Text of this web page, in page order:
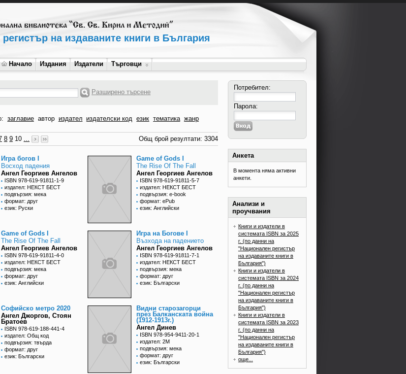
на издаваните книги в България
Начало Издания Издатели Търговци
Разширено търсене
заглавие автор издател издателски код език тематика жанр
8 9 10 ... Общ брой резултати: 3304
Игра богов I
Восход падения
Ангел Георгиев Ангелов
ISBN 978-619-91811-1-9
издател: НЕКСТ БЕСТ
подвързия: мека
формат: друг
език: Руски
Game of Gods I
The Rise Of The Fall
Ангел Георгиев Ангелов
ISBN 978-619-91811-5-7
издател: НЕКСТ БЕСТ
подвързия: e-book
формат: ePub
език: Английски
Game of Gods I
The Rise Of The Fall
Ангел Георгиев Ангелов
ISBN 978-619-91811-4-0
издател: НЕКСТ БЕСТ
подвързия: мека
формат: друг
език: Английски
Игра на Богове I
Възхода на падението
Ангел Георгиев Ангелов
ISBN 978-619-91811-7-1
издател: НЕКСТ БЕСТ
подвързия: мека
формат: друг
език: Български
Софийско метро 2020
Ангел Джоргов, Стоян
Братоев
ISBN 978-619-188-441-4
издател: Общ код
подвързия: твърда
формат: друг
език: Български
Видни старозагорци
през Балканската война
(1912-1913г.)
Ангел Динев
ISBN 978-954-9411-20-1
издател: 2М
подвързия: мека
формат: друг
език: Български
Потребител:
Парола:
Анкета
В момента няма активни
анкети.
Анализи и
проучвания
Книги и издатели в
системата ISBN за 2025
г. (по данни на
"Национален регистър
на издаваните книги в
България")
Книги и издатели в
системата ISBN за 2024
г. (по данни на
"Национален регистър
на издаваните книги в
България")
Книги и издатели в
системата ISBN за 2023
г. (по данни на
"Национален регистър
на издаваните книги в
България")
още...